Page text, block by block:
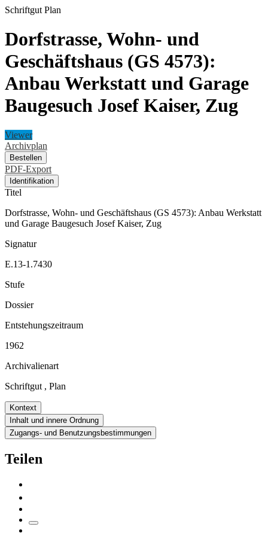
Schriftgut Plan
Dorfstrasse, Wohn- und
Geschäftshaus (GS 4573):
Anbau Werkstatt und Garage
Baugesuch Josef Kaiser, Zug
Viewer
Archivplan
Bestellen
PDF-Export
Identifikation
Titel
Dorfstrasse, Wohn- und Geschäftshaus (GS 4573): Anbau Werkstatt
und Garage Baugesuch Josef Kaiser, Zug
Signatur
E.13-1.7430
Stufe
Dossier
Entstehungszeitraum
1962
Archivalienart
Schriftgut , Plan
Kontext
Inhalt und innere Ordnung
Zugangs- und Benutzungsbestimmungen
Teilen